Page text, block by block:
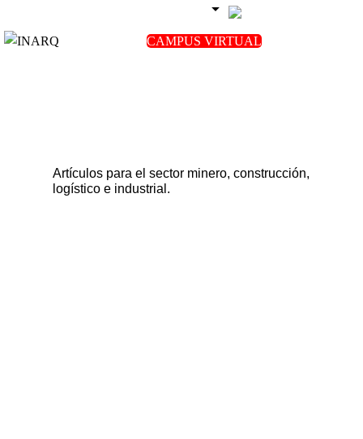
CAMPUS VIRTUAL
Artículos para el sector minero, construcción,
logístico e industrial.